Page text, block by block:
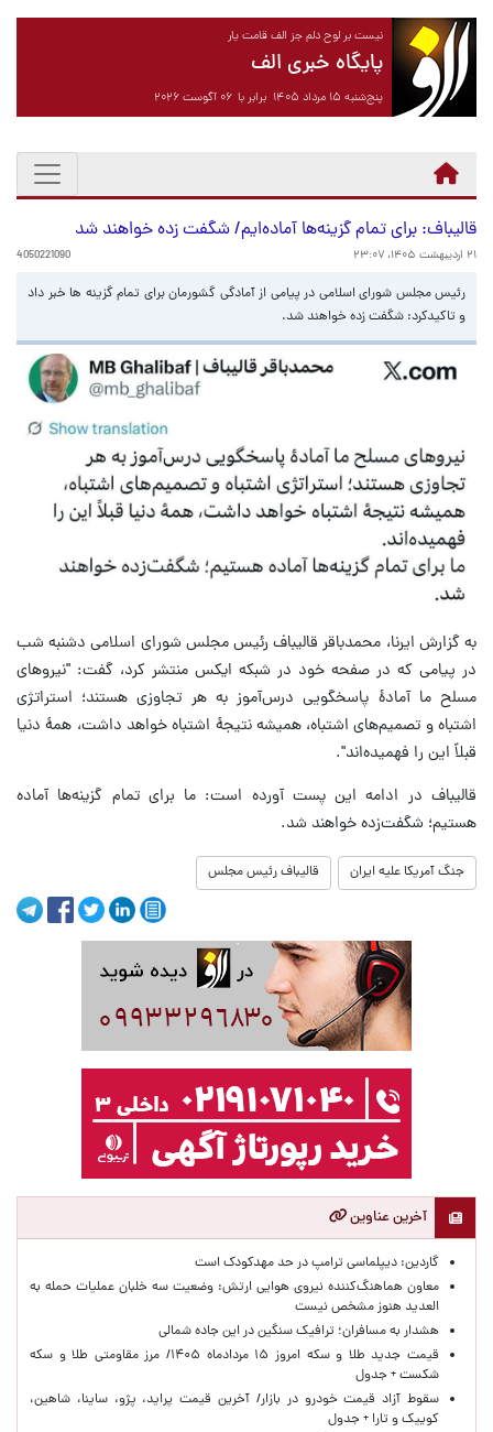
نیست بر لوح دلم جز الف قامت یار
پایگاه خبری الف
پنج‌شنبه ۱۵ مرداد ۱۴۰۵ برابر با ۰۶ آگوست ۲۰۲۶
قالیباف: برای تمام گزینه‌ها آماده‌ایم/ شگفت زده خواهند شد
۲۱ اردیبهشت ۱۴۰۵، ۲۳:۰۷ 4050221090
رئیس مجلس شورای اسلامی در پیامی از آمادگی گشورمان برای تمام گزینه ها خبر داد
و تاکیدکرد: شگفت زده خواهند شد.
به گزارش ایرنا، محمدباقر قالیباف رئیس مجلس شورای اسلامی دشنبه شب
در پیامی که در صفحه خود در شبکه ایکس منتشر کرد، گفت: "نیروهای
مسلح ما آمادهٔ پاسخگویی درس‌آموز به هر تجاوزی هستند؛ استراتژی
اشتباه و تصمیم‌های اشتباه، همیشه نتیجهٔ اشتباه خواهد داشت، همهٔ دنیا
قبلاً این را فهمیده‌اند".
قالیباف در ادامه این پست آورده است: ما برای تمام گزینه‌ها آماده
هستیم؛ شگفت‌زده خواهند شد.
جنگ آمریکا علیه ایران قالیباف رئیس مجلس
آخرین عناوین
گاردین: دیپلماسی ترامپ در حد مهدکودک است
معاون هماهنگ‌کننده نیروی هوایی ارتش: وضعیت سه خلبان عملیات حمله به
العدید هنوز مشخص نیست
هشدار به مسافران؛ ترافیک سنگین در این جاده شمالی
قیمت جدید طلا و سکه امروز ۱۵ مردادماه ۱۴۰۵/ مرز مقاومتی طلا و سکه
شکست + جدول
سقوط آزاد قیمت خودرو در بازار/ آخرین قیمت پراید، پژو، ساینا، شاهین،
کوییک و تارا + جدول